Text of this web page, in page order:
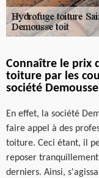
Connaître le prix
toiture par les
société
En effet, la société
faire appel à des
toiture. Ceci étant, il
reposer
derniers. Ainsi,